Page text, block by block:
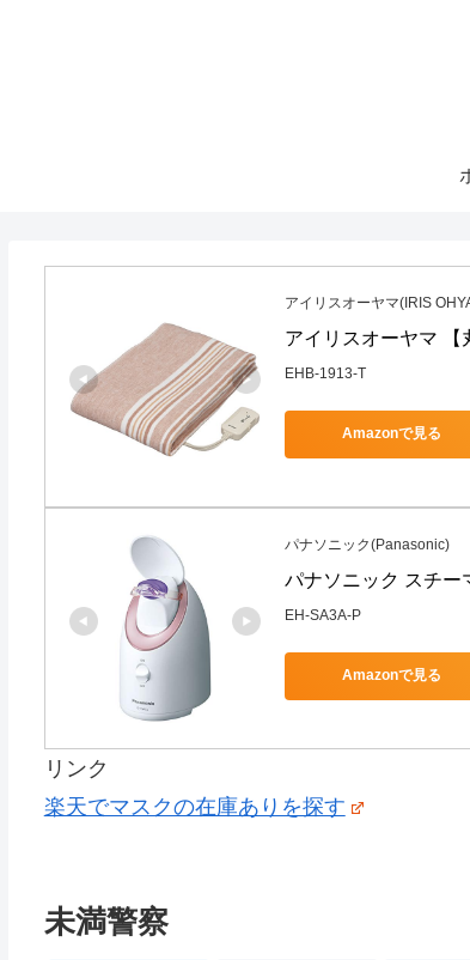
アイリスオーヤマ(IRIS
アイリスオーヤマ
EHB-1913-T
Amazonで見る
パナソニック(Panasonic)
パナソニック スチー
EH-SA3A-P
Amazonで見る
リンク
楽天でマスクの在庫ありを探す
未満警察